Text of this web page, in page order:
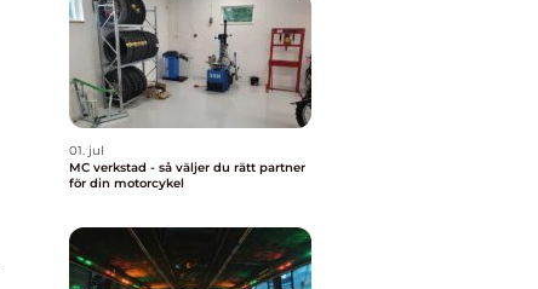
01. jul
MC verkstad - så väljer du rätt partner
för din motorcykel